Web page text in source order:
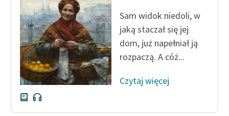
Zasady wykorzystania
Wolnych Lektur
Logotypy
Materiały promocyjne
Sam widok niedoli, w
jaką staczał się jej
dom, już napełniał ją
rozpaczą. A cóż...
Czytaj więcej